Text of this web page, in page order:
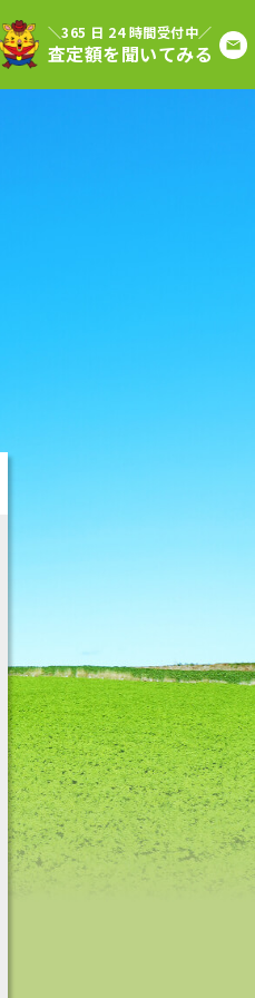
＼365 日 24 時間受付中／
査定額を聞いてみる